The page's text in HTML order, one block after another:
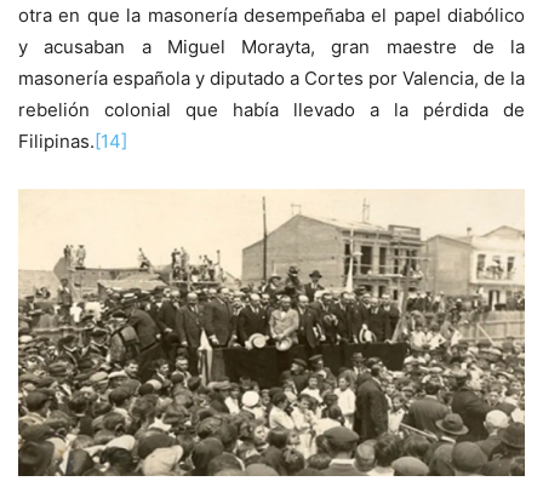
otra en que la masonería desempeñaba el papel diabólico
y acusaban a Miguel Morayta, gran maestre de la
masonería española y diputado a Cortes por Valencia, de la
rebelión colonial que había llevado a la pérdida de
Filipinas.[14]